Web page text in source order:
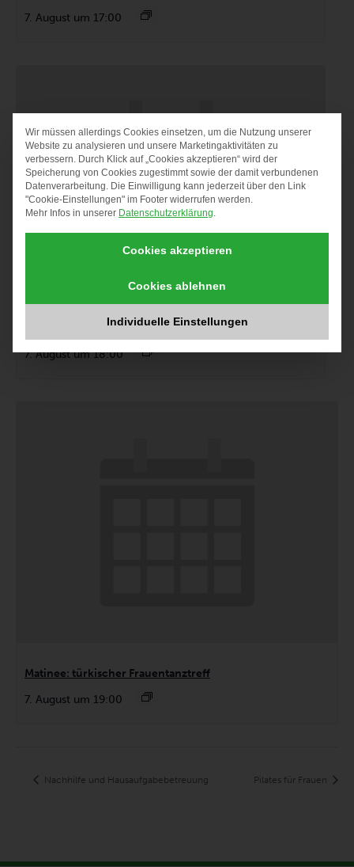
7. August um 17:00
Internationale Frauengruppe
7. August um 18:00
Matinee: türkischer Frauentanztreff
7. August um 19:00
Nachhilfe und Hausaufgabebetreuung Pilates für Frauen
DATENSCHUTZ-
Wir müssen allerdings Cookies einsetzen, um die Nutzung unserer
Website zu analysieren und unsere Marketingaktivitäten zu
verbessern. Durch Klick auf „Cookies akzeptieren“ wird der
Speicherung von Cookies zugestimmt sowie der damit verbundenen
Datenverarbeitung. Die Einwilligung kann jederzeit über den Link
"Cookie-Einstellungen" im Footer widerrufen werden.
Mehr Infos in unserer Datenschutzerklärung.
Cookies akzeptieren
Cookies ablehnen
Individuelle Einstellungen